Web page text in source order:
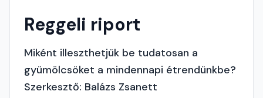
Reggeli riport
Miként illeszthetjük be tudatosan a
gyümölcsöket a mindennapi étrendünkbe?
Szerkesztő: Balázs Zsanett